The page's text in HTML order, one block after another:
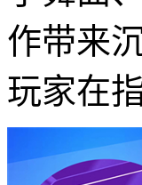
作带来
玩家在